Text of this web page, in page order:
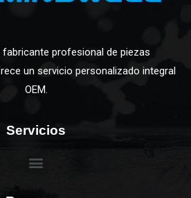
fabricante profesional de piezas
un servicio personalizado integral
OEM.
Servicios